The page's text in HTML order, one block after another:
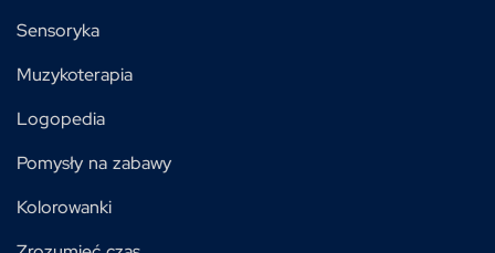
Sensoryka
Muzykoterapia
Logopedia
Pomysły na zabawy
Kolorowanki